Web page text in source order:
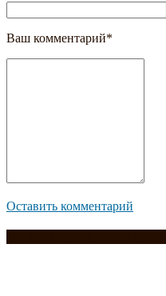
Ваш комментарий*
Оставить комментарий